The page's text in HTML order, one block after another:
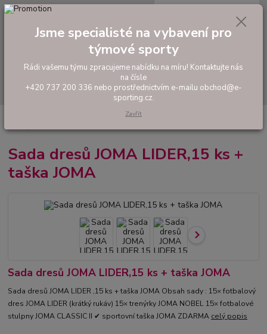
Hledat
tel: +420 737 200 336
0,00 Kč
Akční sady dresů
LIDER,15 ks + taška JOMA
Sada dresů JOMA LIDER,15 ks +
taška JOMA
Sada dresů JOMA LIDER,15 ks + taška JOMA
Sada dresů JOMA LIDER ,15 ks + taška JOMA Obsah sady : 15× fotbalový
dres JOMA LIDER (krátký rukáv) 15× trenýrky JOMA NOBEL 15× fotbalové
stulpny JOMA CLASSIC II ✔ sportovní taška JOMA ZDARMA celý popis
Jsme specialisté na vybavení pro
týmové sporty
Rádi vašemu týmu zpracujeme nabídku na míru! Kontaktujte nás
na čísle
+420 737 200 336 nebo prostřednictvím e-mailu obchod@e-
sporting.cz.
Zavřít